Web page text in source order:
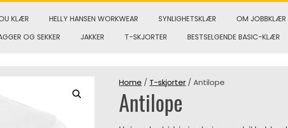
KLÆR HELLY HANSEN WORKWEAR SYNLIGHETSKLÆR OM JOBBKLÆR
OG SEKKER
JAKKER T-SKJORTER BESTSELGENDE BASIC-KLÆR
Home / T-skjorter / Antilope
Antilope